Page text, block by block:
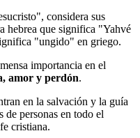
considera sus
hebrea que significa "Yahvé
"ungido" en griego.
importancia en el
amor y perdón.
en la salvación y la guía
personas en todo el
cristiana.